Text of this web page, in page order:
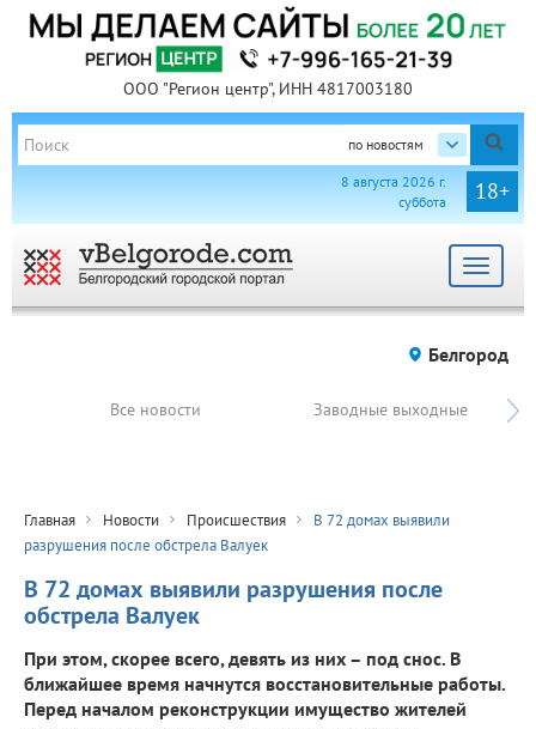
ООО "Регион центр", ИНН 4817003180
по новостям
18+
8 августа 2026 г.
суббота
Toggle
Белгород
Все новости Заводные выходные
Главная Новости Происшествия
В 72 домах выявили
разрушения после обстрела Валуек
В 72 домах выявили разрушения после
обстрела Валуек
При этом, скорее всего, девять из них – под снос. В
ближайшее время начнутся восстановительные работы.
Перед началом реконструкции имущество жителей